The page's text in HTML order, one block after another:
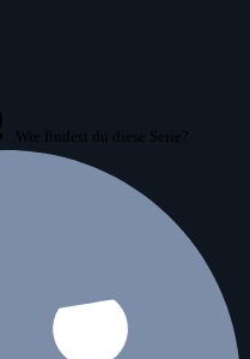
Wie findest du diese Serie?